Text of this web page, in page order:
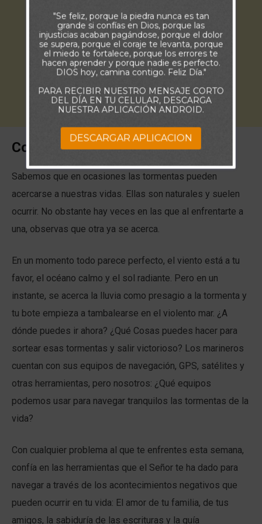
Comentario:
Sabemos que en ocasiones las tormentas pueden
acercarse a nuestras vidas. Ellas son naturales y suelen
ocurrir. No obstante hay veces en las que al enfrentarte a
una, observas que otra ya se acerca.
En un momento todo parece perfecto, el viento está a tu
favor, el océano calmo y el sol radiante. Pero en un
instante, se acerca la lluvia como presagio a la tormenta y
tu bote empieza a tambalearse en el violento mar. ¿A
dónde puedes ir ahora? ¿Qué Cosas puedes hacer para
sortear esas tormentas y salir victorioso? Los marineros
cuentan con sus equipos de navegación, GPS, satélites y
otras herramientas, pero nosotros: ¿Qué equipos
podemos usar para navegar tranquilos las tormentas de la
vida?
Con cualquier problema al que te enfrentes esta semana,
confía en las herramientas que el Señor te ha dado para
navegar a través de los acontecimientos negativos que
pueden ocurrir en tu vida: El amor de tu familia, de tus
amigos, la sabiduría de las escrituras y la guía
"Se feliz, porque la piedra nunca es tan
grande si confías en Dios, porque las
injusticias acaban pagándose, porque el dolor
se supera, porque el coraje te levanta, porque
el miedo te fortalece, porque los errores te
hacen aprender y porque nadie es perfecto.
DIOS hoy, camina contigo. Feliz Día."
PARA RECIBIR NUESTRO MENSAJE CORTO
DEL DÍA EN TU CELULAR, DESCARGA
NUESTRA APLICACIÓN ANDROID.
DESCARGAR APLICACION